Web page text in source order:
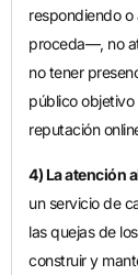
respondiendo
proceda—, no
no tener
público
reputación
4) La atención
un servicio de
las quejas de
construir y